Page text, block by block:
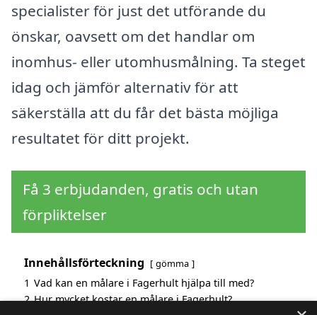
specialister för just det utförande du
önskar, oavsett om det handlar om
inomhus- eller utomhusmålning. Ta steget
idag och jämför alternativ för att
säkerställa att du får det bästa möjliga
resultatet för ditt projekt.
Få 3 erbjudanden, gratis och utan
förpliktelser
Innehållsförteckning gömma
1 Vad kan en målare i Fagerhult hjälpa till med?
2 Hur mycket kostar en målare i Fagerhult?